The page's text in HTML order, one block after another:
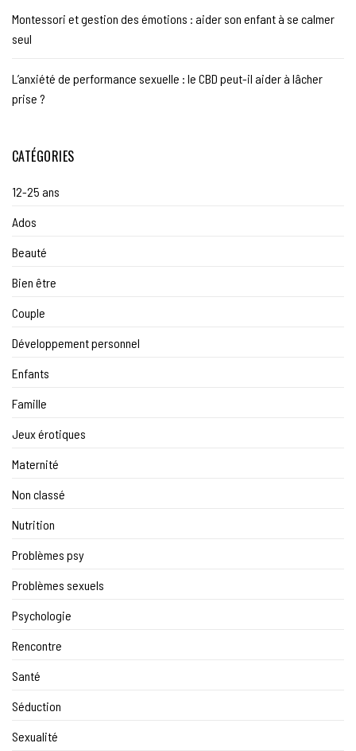
Montessori et gestion des émotions : aider son enfant à se calmer
seul
L’anxiété de performance sexuelle : le CBD peut-il aider à lâcher
prise ?
CATÉGORIES
12-25 ans
Ados
Beauté
Bien être
Couple
Développement personnel
Enfants
Famille
Jeux érotiques
Maternité
Non classé
Nutrition
Problèmes psy
Problèmes sexuels
Psychologie
Rencontre
Santé
Séduction
Sexualité